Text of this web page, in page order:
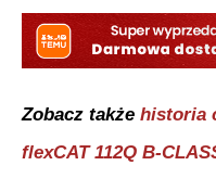
Zobacz także historia
flexCAT 112Q B-